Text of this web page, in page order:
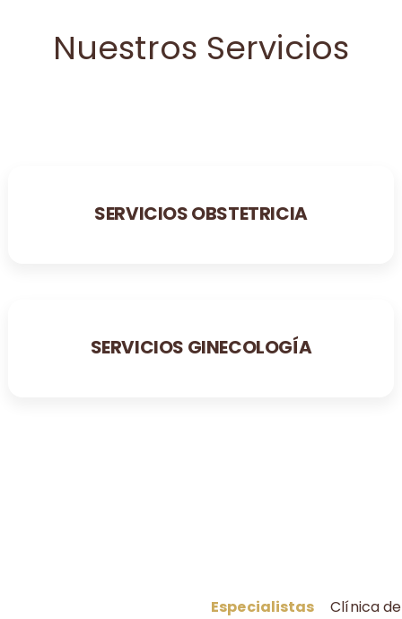
Nuestros Servicios
SERVICIOS OBSTETRICIA
SERVICIOS GINECOLOGÍA
Especialistas
Clínica